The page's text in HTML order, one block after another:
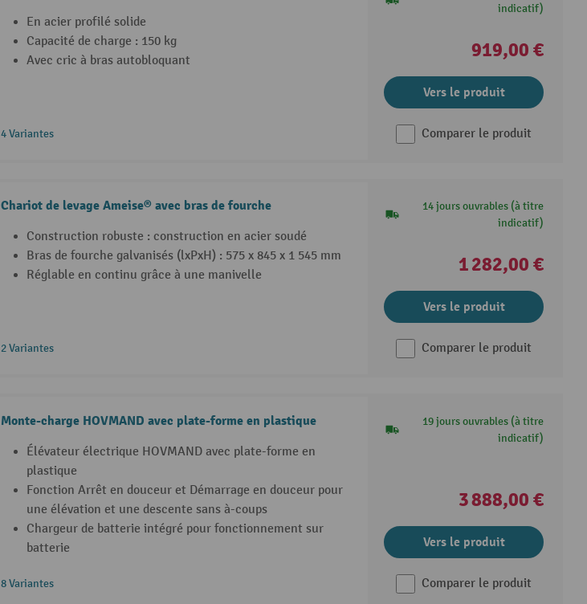
En acier profilé solide
Capacité de charge : 150 kg
Avec cric à bras autobloquant
4 Variantes
indicatif)
919,00 €
Vers le produit
Comparer le produit
Chariot de levage Ameise® avec bras de fourche
Construction robuste : construction en acier soudé
Bras de fourche galvanisés (lxPxH) : 575 x 845 x 1 545 mm
Réglable en continu grâce à une manivelle
2 Variantes
14 jours ouvrables (à titre
indicatif)
1 282,00 €
Vers le produit
Comparer le produit
Monte-charge HOVMAND avec plate-forme en plastique
Élévateur électrique HOVMAND avec plate-forme en
plastique
Fonction Arrêt en douceur et Démarrage en douceur pour
une élévation et une descente sans à-coups
Chargeur de batterie intégré pour fonctionnement sur
batterie
8 Variantes
19 jours ouvrables (à titre
indicatif)
3 888,00 €
Vers le produit
Comparer le produit